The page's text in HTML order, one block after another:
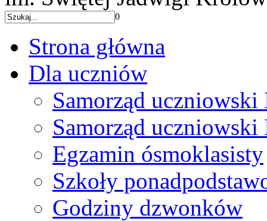
0
Strona główna
Dla uczniów
Samorząd
Samorząd
Egzamin ósmoklasisty
Szkoły
Godziny dzwonków